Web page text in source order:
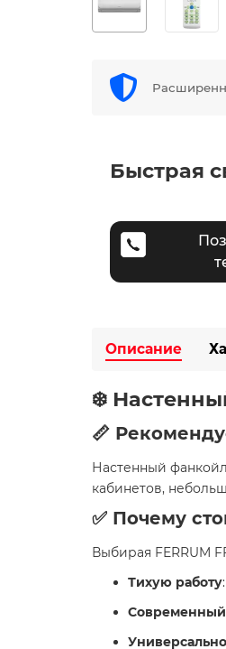
Быстрая
Описание
❄️
📏
Настенный
кабинетов,
✅ Почему
Выбирая FERRUM
Тихую работу